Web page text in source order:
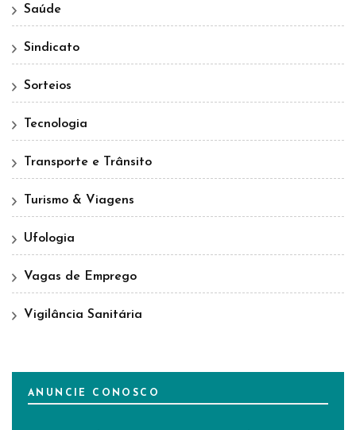
Saúde
Sindicato
Sorteios
Tecnologia
Transporte e Trânsito
Turismo & Viagens
Ufologia
Vagas de Emprego
Vigilância Sanitária
ANUNCIE CONOSCO